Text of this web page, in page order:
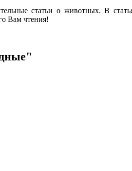
статьи о животных. В
Вам чтения!